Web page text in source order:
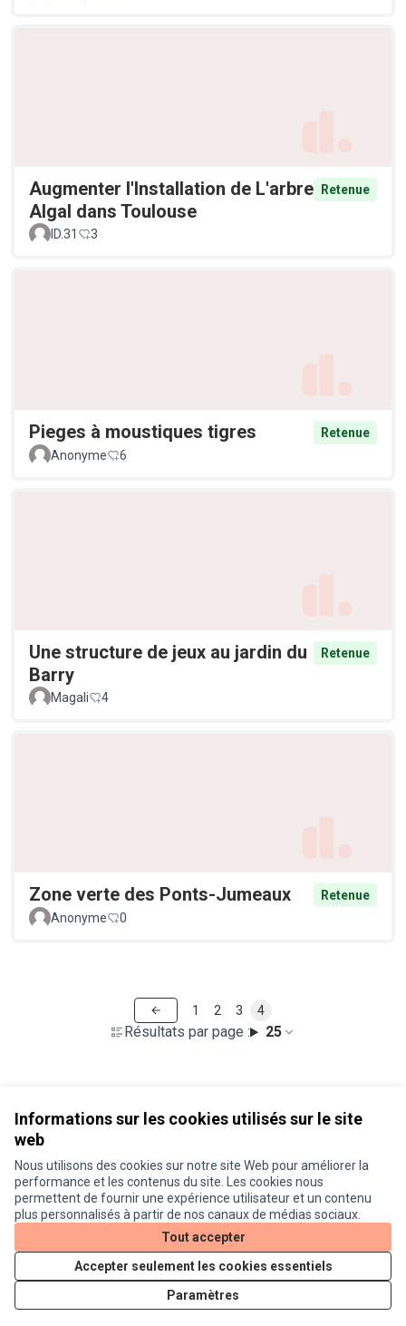
Informations sur les cookies utilisés sur le site
web
Nous utilisons des cookies sur notre site Web pour améliorer la
performance et les contenus du site. Les cookies nous
permettent de fournir une expérience utilisateur et un contenu
plus personnalisés à partir de nos canaux de médias sociaux.
Tout accepter
Accepter seulement les cookies essentiels
Paramètres
Augmenter l'Installation de L'arbre
Algal dans Toulouse
Retenue
ID.31 3
Pieges à moustiques tigres
Retenue
Anonyme
6
Une structure de jeux au jardin du
Barry
Retenue
Magali 4
Zone verte des Ponts-Jumeaux
Retenue
Anonyme
0
Résultats par page : 25
1 2 3 4
Conditions d'utilisation
Paramètres des cookies
Je participe ! sur X
(Lien externe)
Je participe ! sur Facebook
Je participe ! sur Instagram
Site réalisé grâce aulogiciel libre Decidim .
Licence
(Lien